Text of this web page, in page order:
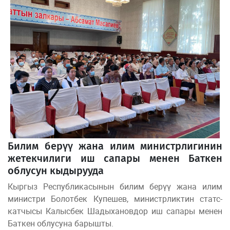
Билим берүү жана илим министрлигинин
жетекчилиги иш сапары менен Баткен
облусун кыдырууда
Кыргыз Республикасынын билим берүү жана илим
министри Болотбек Купешев, министрликтин статс-
катчысы Калысбек Шадыхановдор иш сапары менен
Баткен облусуна барышты.